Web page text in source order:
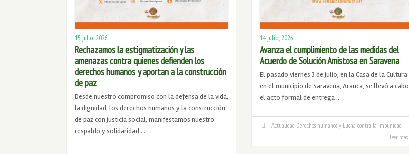
15 julio, 2026
Rechazamos la estigmatización y las
amenazas contra quienes defienden los
derechos humanos y aportan a la construcción
de paz
Desde nuestro compromiso con la defensa de la vida,
la dignidad, los derechos humanos y la construcción
de paz con justicia social, manifestamos nuestro
respaldo y solidaridad …
14 julio, 2026
Avanza el cumplimiento de las medidas del
Acuerdo de Solución Amistosa en Saravena
El pasado viernes 3 de julio, en la Casa de la Cultura
en el municipio de Saravena, Arauca, se llevó a cabo
el acto formal de entrega …
Actualidad Derechos humanos y Lucha contra la impunidad
Leer más